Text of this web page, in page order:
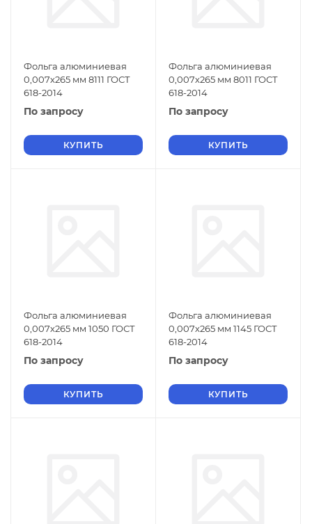
Фольга алюминиевая
0,007х265 мм 8111 ГОСТ
618-2014
По запросу
КУПИТЬ
Фольга алюминиевая
0,007х265 мм 8011 ГОСТ
618-2014
По запросу
КУПИТЬ
Фольга алюминиевая
0,007х265 мм 1050 ГОСТ
618-2014
По запросу
КУПИТЬ
Фольга алюминиевая
0,007х265 мм 1145 ГОСТ
618-2014
По запросу
КУПИТЬ